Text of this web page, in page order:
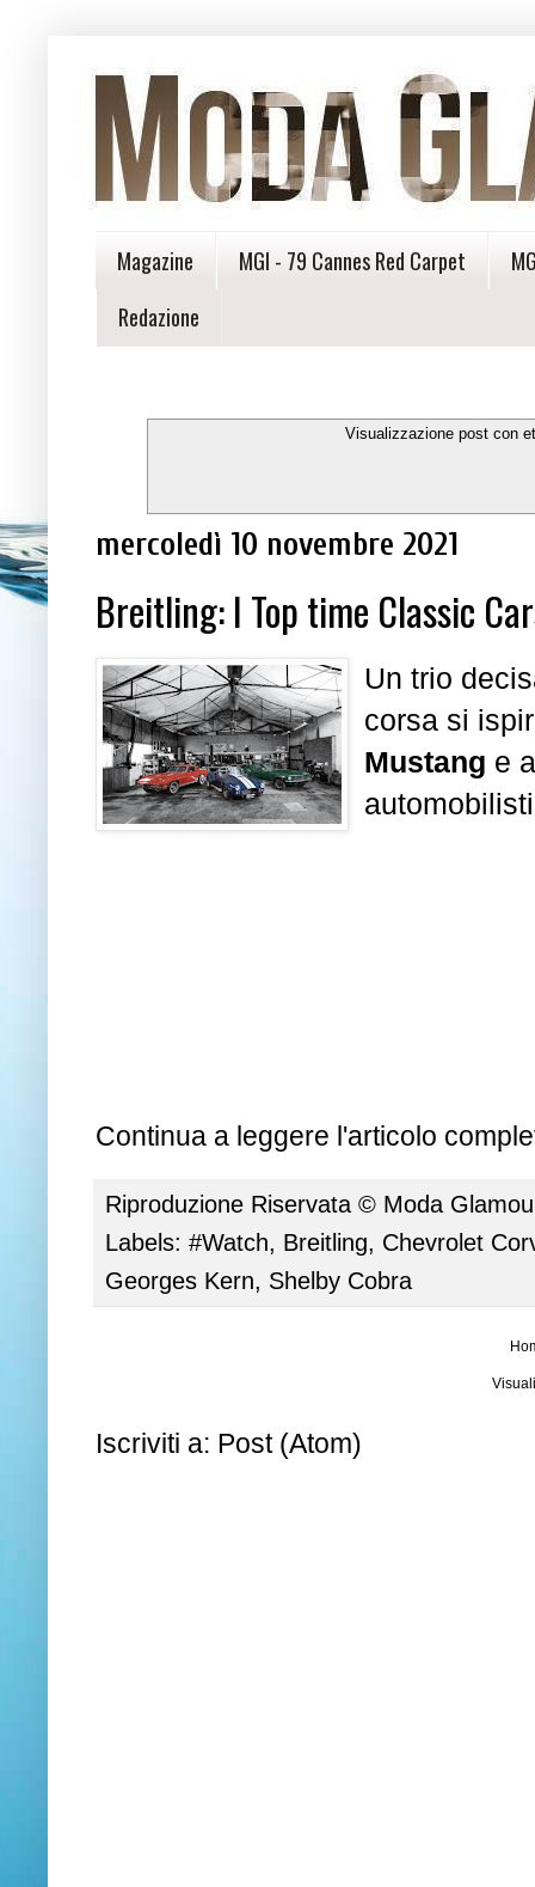
Magazine MGI - 79 Cannes Red Carpet
Redazione
Visualizzazione post con
mercoledì 10 novembre 2021
Breitling: I Top time Classic
Un trio
corsa si
Mustang e
Continua a leggere l'articolo
Riproduzione Riservata © Moda
Labels: #Watch, Breitling, Chevrolet
Georges Kern, Shelby Cobra
Iscriviti a: Post (Atom)